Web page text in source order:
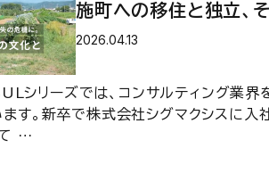
施町への移住と独立、
ナル・パートナーズ 宮
2026.04.13
リーズでは、コンサルティング業界
す。新卒で株式会社シグマクシスに
て …